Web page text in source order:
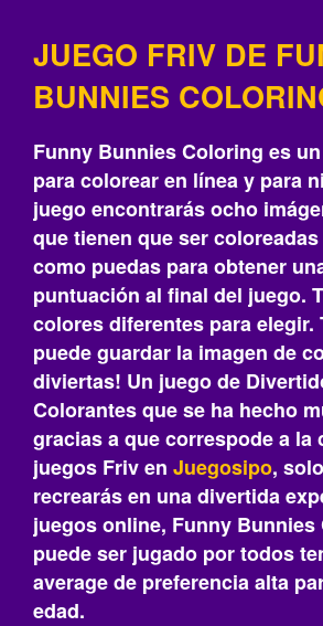
JUEGO FRIV DE
BUNNIES
Funny Bunnies Coloring es
para colorear en línea y para
juego encontrarás ocho
que tienen que ser
como puedas para obtener
puntuación al final del juego.
colores diferentes para elegir.
puede guardar la imagen de
diviertas! Un juego de
Colorantes que se ha hecho
gracias a que correspode a la
juegos Friv en Juegosipo,
recrearás‎ en una divertida
juegos online, Funny Bunnies
puede ser jugado por todos
average de preferencia alta
edad.